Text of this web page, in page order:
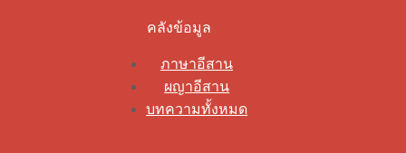
คลังข้อมูล
ภาษาอีสาน
ผญาอีสาน
บทความทั้งหมด